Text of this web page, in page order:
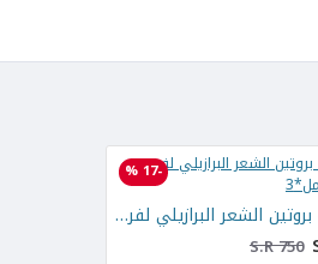
-17 %
مجموعة بروتين الشعر البرازيلي لفرد الشعر 110مل*3
S.R 750